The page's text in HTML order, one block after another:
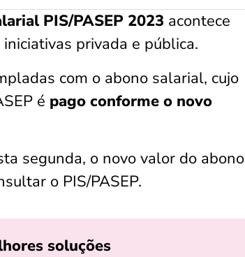
PIS/PASEP 2023 acontece
privada e pública.
com o abono salarial, cujo
é pago conforme o novo
segunda, o novo valor do abono
o PIS/PASEP.
soluções